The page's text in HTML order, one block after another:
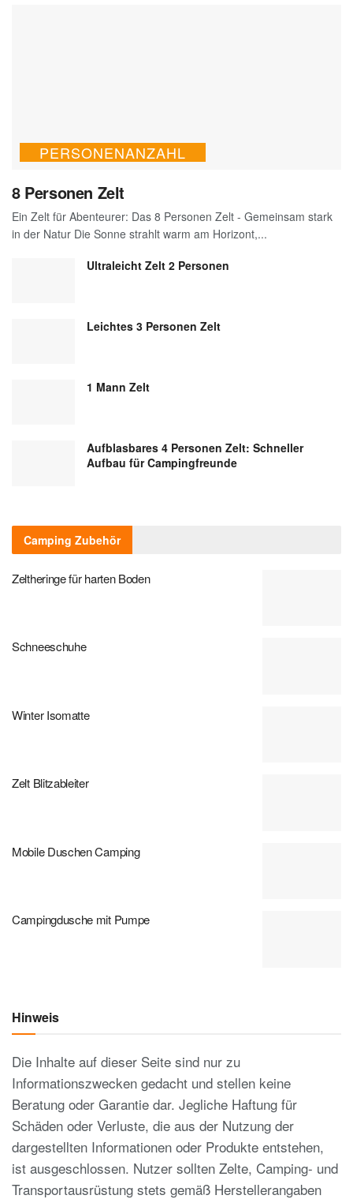
PERSONENANZAHL
8 Personen Zelt
Ein Zelt für Abenteurer: Das 8 Personen Zelt - Gemeinsam stark
in der Natur Die Sonne strahlt warm am Horizont,...
Ultraleicht Zelt 2 Personen
Leichtes 3 Personen Zelt
1 Mann Zelt
Aufblasbares 4 Personen Zelt: Schneller
Aufbau für Campingfreunde
Camping Zubehör
Zeltheringe für harten Boden
Schneeschuhe
Winter Isomatte
Zelt Blitzableiter
Mobile Duschen Camping
Campingdusche mit Pumpe
Hinweis
Die Inhalte auf dieser Seite sind nur zu
Informationszwecken gedacht und stellen keine
Beratung oder Garantie dar. Jegliche Haftung für
Schäden oder Verluste, die aus der Nutzung der
dargestellten Informationen oder Produkte entstehen,
ist ausgeschlossen. Nutzer sollten Zelte, Camping- und
Transportausrüstung stets gemäß Herstellerangaben